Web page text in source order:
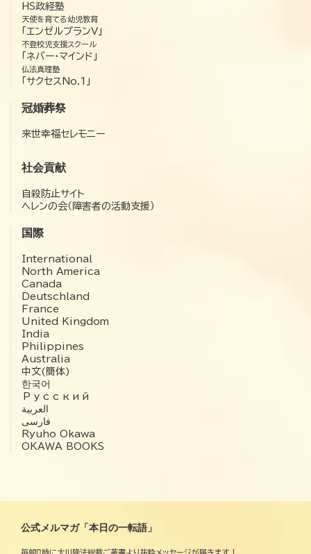
HS政経塾
天使を育てる幼児教育
「エンゼルプランV」
不登校児支援スクール
「ネバー・マインド」
仏法真理塾
「サクセスNo.1」
冠婚葬祭
来世幸福セレモニー
社会貢献
自殺防止サイト
ヘレンの会（障害者の活動支援）
国際
International
North America
Canada
Deutschland
France
United Kingdom
India
Philippines
Australia
中文(簡体)
한국어
Русский
العربية‏
فارسی
Ryuho Okawa
OKAWA BOOKS
公式メルマガ「本日の一転語」
毎朝8時に大川隆法総裁ご著書より抜粋メッセージが届きます！